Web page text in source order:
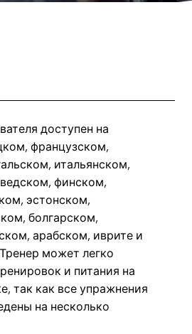
доступен на
французском,
итальянском,
финском,
эстонском,
болгарском,
арабском, иврите и
может легко
и питания на
так как все упражнения
на несколько